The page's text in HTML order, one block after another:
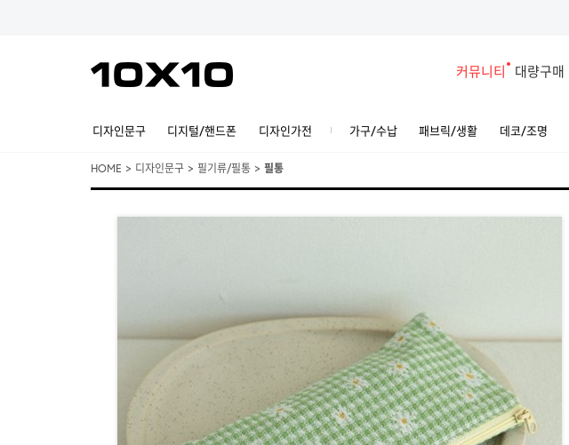
커뮤니티 대량구매
디자인문구 디지털/핸드폰 디자인가전 가구/수납 패브릭/생활 데코/조명
HOME > 디자인문구 > 필기류/필통 > 필통